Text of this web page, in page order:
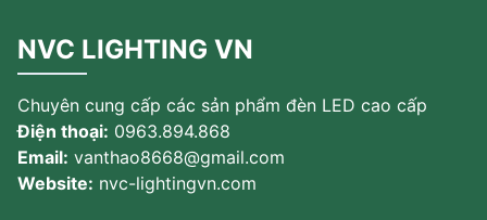
NVC LIGHTING VN
Chuyên cung cấp các sản phẩm đèn LED cao cấp
Điện thoại: 0963.894.868
Email: vanthao8668@gmail.com
Website: nvc-lightingvn.com